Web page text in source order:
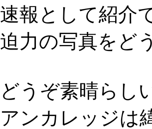
速報として紹介
迫力の写真をど
どうぞ素晴らし
アンカレッジは